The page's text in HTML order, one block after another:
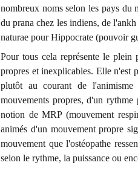
nombreux noms selon les pays du
du prana chez les indiens, de
naturae pour Hippocrate (pouvoir
Pour tous cela représente le
propres et inexplicables. Elle n'est
plutôt au courant de
mouvements propres, d'un rythme
notion de MRP (mouvement
animés d'un mouvement propre
mouvement que l'ostéopathe
selon le rythme, la puissance ou